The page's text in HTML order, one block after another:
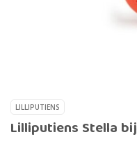
LILLIPUTIENS
Lilliputiens Stella